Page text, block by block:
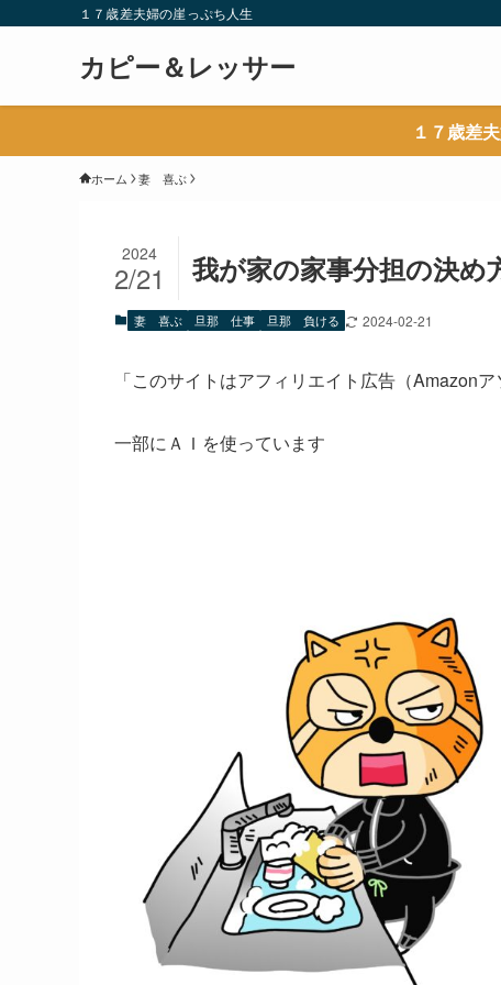
１７歳差夫婦の崖っぷち人生
カピー＆レッサー
１７歳差
ホーム 妻 喜ぶ
我が家の家事分担の決め
2024
2/21
妻 喜ぶ 旦那 仕事 旦那 負ける 2024-02-21
「このサイトはアフィリエイト広告（Amazon
一部にＡＩを使っています